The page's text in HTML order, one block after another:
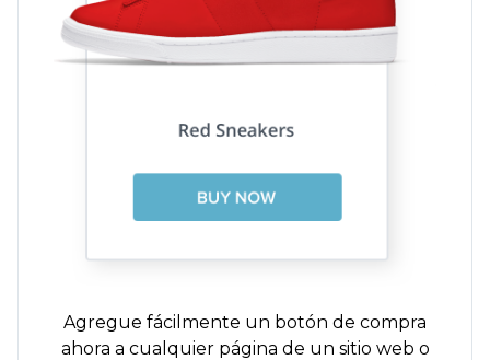
Agregue fácilmente un botón de compra
ahora a cualquier página de un sitio web o